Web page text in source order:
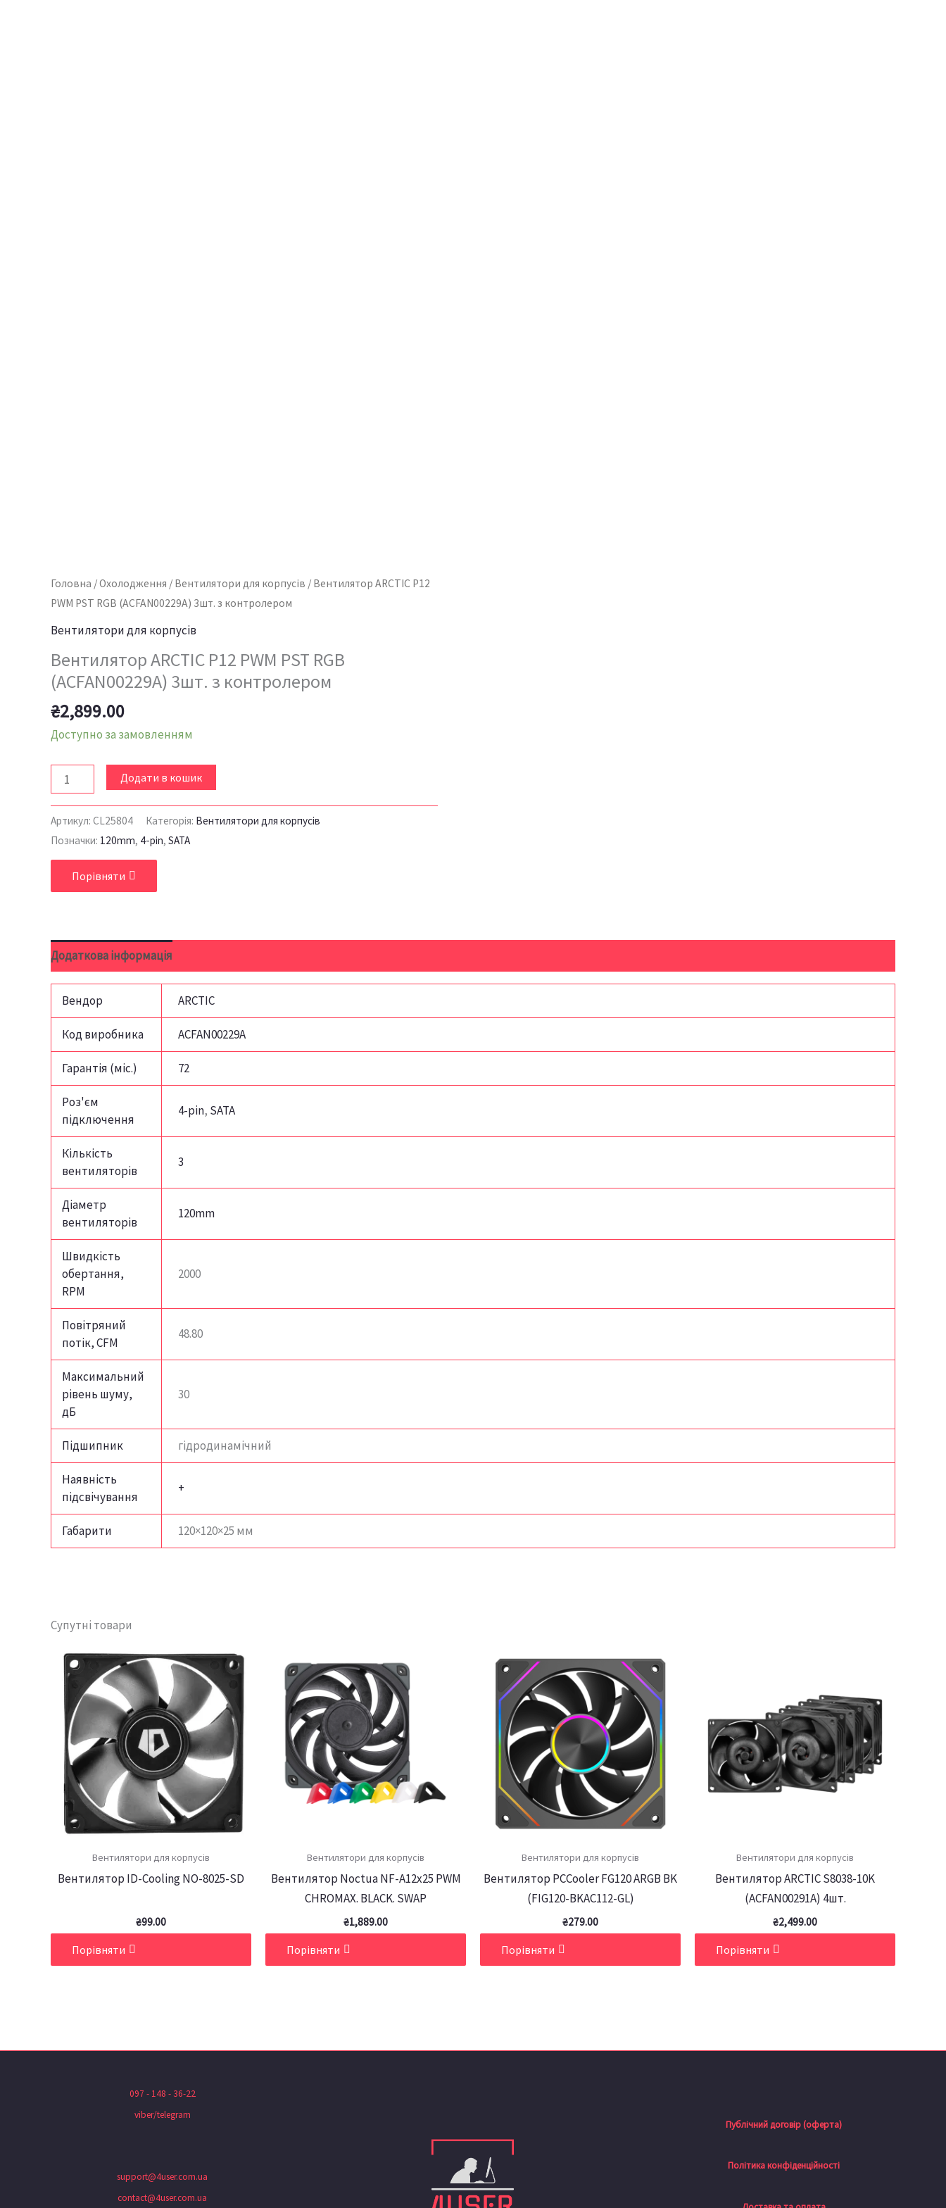
Головна /Охолодження / Вентилятори для корпусів / Вентилятор ARCTIC P12
PWM PST RGB (ACFAN00229A) 3шт. з контролером
Вентилятори для корпусів
Вентилятор ARCTIC P12 PWM PST RGB
(ACFAN00229A) 3шт. з контролером
₴2,899.00
Доступно за замовленням
Додати в кошик
Артикул: CL25804 Категорія: Вентилятори для корпусів
Позначки: 120mm, 4-pin, SATA
Порівняти
Додаткова інформація
Вендор ARCTIC
Код виробника ACFAN00229A
Гарантія (міс.) 72
Роз'єм
підключення
4-pin, SATA
Кількість
вентиляторів
3
Діаметр
вентиляторів
120mm
Швидкість
обертання,
RPM
2000
Повітряний
потік, CFM
48.80
Максимальний
рівень шуму,
дБ
30
Підшипник гідродинамічний
Наявність
підсвічування
+
Габарити 120×120×25 мм
Супутні товари
Вентилятори для корпусів
Вентилятор ID-Cooling NO-8025-SD
₴99.00
Порівняти
Вентилятори для корпусів
Вентилятор Noctua NF-A12x25 PWM
CHROMAX. BLACK. SWAP
₴1,889.00
Порівняти
Вентилятори для корпусів
Вентилятор PCCooler FG120 ARGB BK
(FIG120-BKAC112-GL)
₴279.00
Порівняти
Вентилятори для корпусів
Вентилятор ARCTIC S8038-10K
(ACFAN00291A) 4шт.
₴2,499.00
Порівняти
097 - 148 - 36-22
viber/telegram
support@4user.com.ua
contact@4user.com.ua
Публічний договір (оферта)
Політика конфіденційності